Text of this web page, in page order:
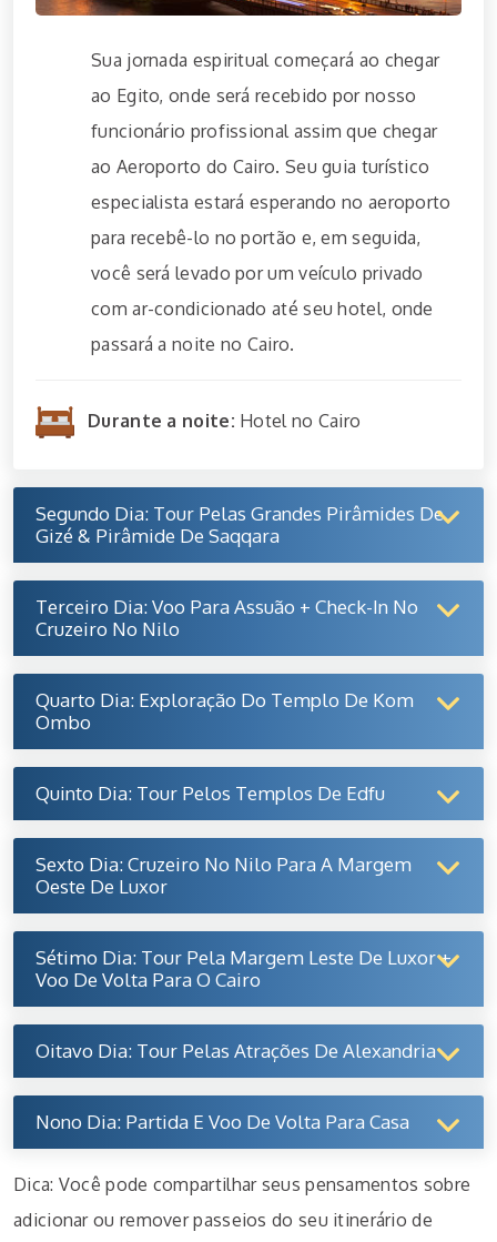
Sua jornada espiritual começará ao chegar
ao Egito, onde será recebido por nosso
funcionário profissional assim que chegar
ao Aeroporto do Cairo. Seu guia turístico
especialista estará esperando no aeroporto
para recebê-lo no portão e, em seguida,
você será levado por um veículo privado
com ar-condicionado até seu hotel, onde
passará a noite no Cairo.
Durante a noite: Hotel no Cairo
Segundo Dia: Tour Pelas Grandes Pirâmides De
Gizé & Pirâmide De Saqqara
Terceiro Dia: Voo Para Assuão + Check-In No
Cruzeiro No Nilo
Quarto Dia: Exploração Do Templo De Kom
Ombo
Quinto Dia: Tour Pelos Templos De Edfu
Sexto Dia: Cruzeiro No Nilo Para A Margem
Oeste De Luxor
Sétimo Dia: Tour Pela Margem Leste De Luxor +
Voo De Volta Para O Cairo
Oitavo Dia: Tour Pelas Atrações De Alexandria
Nono Dia: Partida E Voo De Volta Para Casa
Dica: Você pode compartilhar seus pensamentos sobre
adicionar ou remover passeios do seu itinerário de